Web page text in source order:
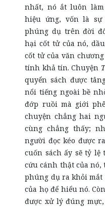
nhất, nó ắt luôn
hiệu ứng, vốn là
phúng dụ trên đời
hại cốt tử của nó,
cốt tử của văn
tính khả tín. Chuyện
quyển sách được
nổi tiếng ngoài bề
đớp ruồi mà giới
chuyện chẳng hai
cùng chẳng thấy;
người đọc kéo được
cuốn sách ấy sẽ tỷ
cứu cánh thật của
phúng dụ ra khỏi
của họ để hiểu nó.
được xử lý đúng